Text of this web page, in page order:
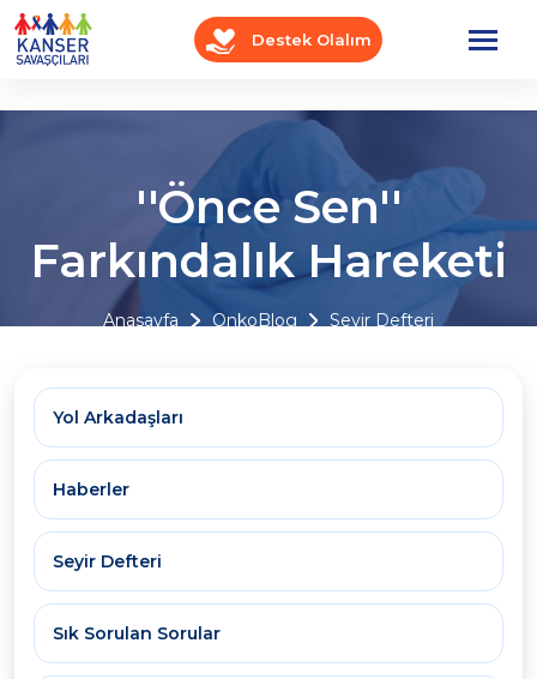
Destek Olalım
''Önce Sen''
Farkındalık Hareketi
Anasayfa OnkoBlog Seyir Defteri
Yol Arkadaşları
Haberler
Seyir Defteri
Sık Sorulan Sorular